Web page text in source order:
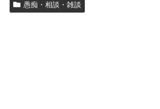
愚痴・相談・雑談